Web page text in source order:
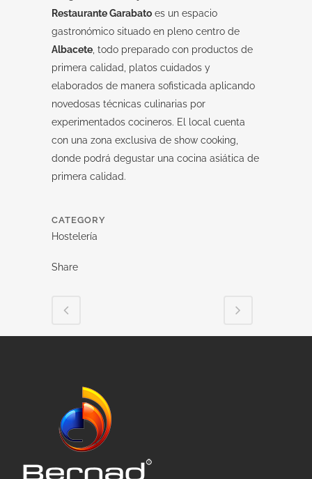
Restaurante Garabato es un espacio
gastronómico situado en pleno centro de
Albacete , todo preparado con productos de
primera calidad, platos cuidados y
elaborados de manera sofisticada aplicando
novedosas técnicas culinarias por
experimentados cocineros. El local cuenta
con una zona exclusiva de show cooking,
donde podrá degustar una cocina asiática de
primera calidad.
CATEGORY
Hostelería
Share